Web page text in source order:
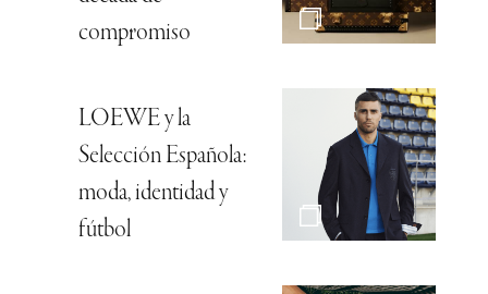
compromiso
LOEWE y la
Selección Española:
moda, identidad y
fútbol